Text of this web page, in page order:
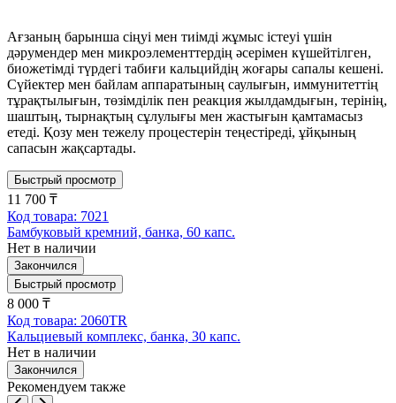
Ағзаның барынша сіңуі мен тиімді жұмыс істеуі үшін
дәрумендер мен микроэлементтердің әсерімен күшейтілген,
биожетімді түрдегі табиғи кальцийдің жоғары сапалы кешені.
Сүйектер мен байлам аппаратының саулығын, иммунитеттің
тұрақтылығын, төзімділік пен реакция жылдамдығын, терінің,
шаштың, тырнақтың сұлулығы мен жастығын қамтамасыз
етеді. Қозу мен тежелу процестерін теңестіреді, ұйқының
сапасын жақсартады.
Быстрый просмотр
11 700 ₸
Код товара: 7021
Бамбуковый кремний, банка, 60 капс.
Нет в наличии
Закончился
Быстрый просмотр
8 000 ₸
Код товара: 2060TR
Кальциевый комплекс, банка, 30 капс.
Нет в наличии
Закончился
Рекомендуем также